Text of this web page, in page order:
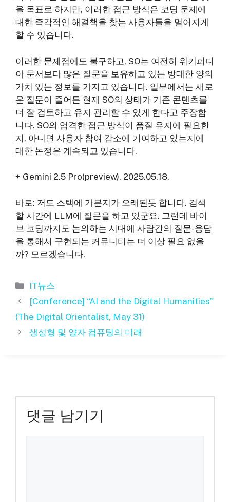
을 목표로 하지만, 이러한 접근 방식은 코딩 문제에
대한 즉각적인 해결책을 찾는 사용자들을 멀어지게
할 수 있습니다.
이러한 문제점에도 불구하고, SO는 여전히 위키피디
아 문서보다 많은 질문을 보유하고 있는 방대한 양의
가치 있는 정보를 가지고 있습니다. 일부에서는 새로
운 질문이 줄어든 현재 SO의 상태가 기존 콘텐츠를
더 잘 검토하고 유지 관리할 수 있게 한다고 주장합
니다. SO의 엄격한 접근 방식이 품질 유지에 필요한
지, 아니면 사용자 참여 감소에 기여하고 있는지에
대한 논쟁은 계속되고 있습니다.
+ Gemini 2.5 Pro(preview). 2025.05.18.
바로: 저도 스택에 가본지가 오래된듯 합니다. 검색
할 시간에 LLM에 질문을 하고 있군요. 그런데 바이
브 코딩까지도 논의하는 시대에 사람간의 질문-응답
을 통해서 구현되는 커뮤니티는 더 이상 필요 없을
까? 모르겠습니다.
카
테
고
리
IT뉴스
[Conference] “AI and the Digital Humanities”
(The Digital Orientalist, May 31)
생성형 및 양자 컴퓨팅의 미래
댓글 남기기